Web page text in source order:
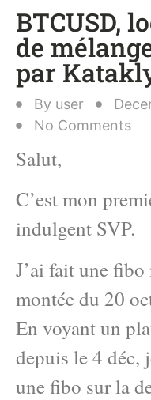
BTCUSD,
de
par
By user
No Comments
Salut,
C’est mon
indulgent SVP.
J’ai fait une
montée du 20
En voyant un
depuis le 4 déc,
une fibo sur la